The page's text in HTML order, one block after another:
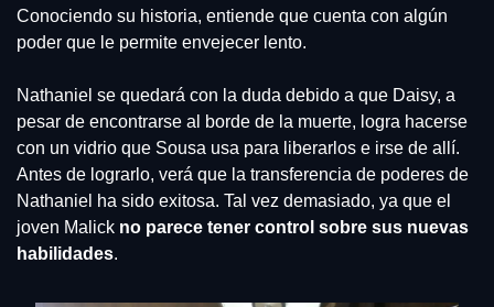
Conociendo su historia, entiende que cuenta con algún
poder que le permite envejecer lento.
Nathaniel se quedará con la duda debido a que Daisy, a
pesar de encontrarse al borde de la muerte, logra hacerse
con un vidrio que Sousa usa para liberarlos e irse de allí.
Antes de lograrlo, verá que la transferencia de poderes de
Nathaniel ha sido exitosa. Tal vez demasiado, ya que el
joven Malick no parece tener control sobre sus nuevas
habilidades.